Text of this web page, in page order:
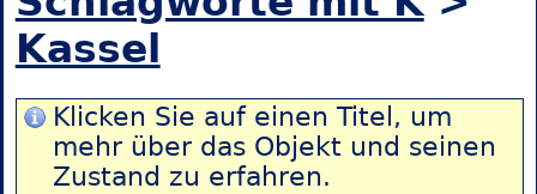
Kassel
Klicken Sie auf einen Titel, um
mehr über das Objekt und seinen
Zustand zu erfahren.